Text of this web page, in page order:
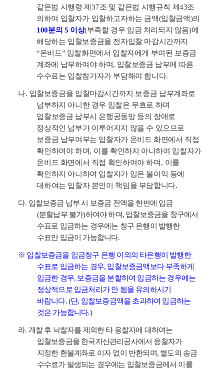
같은법 시행령 제 37조 및 같은법 시행규칙 제43조
의하여 입찰자가 입찰하고자하는 금액(입찰금액)의
100분의 5 이상(부족할 경우 입금 처리되지 않음)에
해당하는 입찰보증금을 전자입찰 마감시간까지
“온비드” 입찰화면에서 입찰자에게 부여된 보증금
계좌에 납부하여야 하며, 입찰보증금 납부에 따른
수수료는 입찰참가자가 부담해야 합니다.
나. 입찰보증금을 입찰마감시간까지 보증금 납부계좌로
납부하지 아니한 경우 입찰은 무효로 하며
입찰보증금 납부시 은행공동망 등의 장애로
정상적인 납부가 이루어지지 않을 수 있으므로
보증금 납부여부는 입찰자가 온비드 화면에서 직접
확인하여야 하며, 이를 확인하지 아니하여 입찰자가
온비드 화면에서 직접 확인하여야 하며 , 이를
확인하지 아니하여 입찰자가 입은 불이익 등에
대하여는 입찰자 본인이 책임을 부담합니다.
다. 입찰보증금 납부 시 보증금 전액을 한번에 입금
(분할납부 불가)하여야 하며, 입찰보증금을 창구에서
수표로 입금하는 경우에는 창구 은행이 발행한
수표만 입금이 가능합니다.
※ 입찰보증금을 입금창구 은행 이외의 타은행이 발행한
수표로 입금하는 경우, 입찰보증금액보다 부족하게
입금한 경우, 보증금을 분할하여 입금하는 경우에는
정상적으로 입금처리가 안 됨을 유의하시기
바랍니다. (단, 입찰보증금액을 초과하여 입금하는
것은 가능합니다.)
라. 개찰 후 낙찰자를 제외한 타 응찰자에 대하여는
입찰보증금을 한국자산관리공사에서 응찰자가
지정한 환불계좌로 이자 없이 반환되며, 별도의 송금
수수료가 발생되는 경우에는 입찰보증금에서 이를